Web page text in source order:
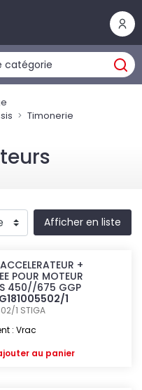
Timonerie
Afficher en liste
+
POUR MOTEUR
450//675 GGP
1
1 STIGA
: Vrac
au panier